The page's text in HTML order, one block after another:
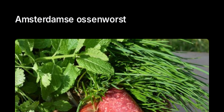
Amsterdamse ossenworst